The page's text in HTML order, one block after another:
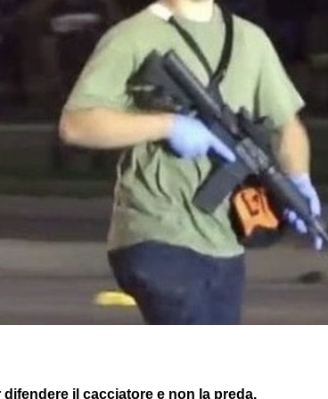
il cacciatore e non la preda.